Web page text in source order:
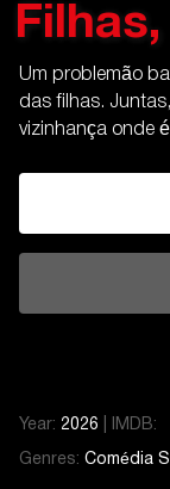
Um problemão
das filhas.
vizinhança onde
Year: 2026 IMDB:
Genres: Comédia